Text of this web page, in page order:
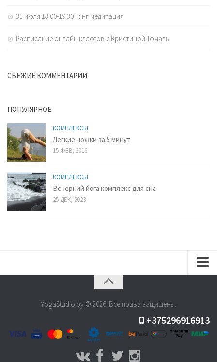
31 июля 18:00-19:30 Гонг медитация
Расписание онлайн классов с Кристиной Томаль
СВЕЖИЕ КОММЕНТАРИИ
ПОПУЛЯРНОЕ
КОМПЛЕКСЫ
Легкие ножки за 5 минут
15 ФЕВ, 2016
КОМПЛЕКСЫ
Вечерний йога комплекс для сна
25 ДЕК, 2023
Семинары
Видеокурсы
YogaStudio.by © 2026. Все права защищены.
+375296916913